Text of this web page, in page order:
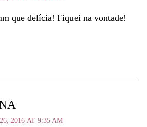
que delícia! Fiquei na vontade!
2016 AT 9:35 AM